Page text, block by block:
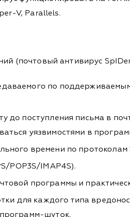
V, Parallels.
(почтовый антивирус
по
до поступления письма в
уязвимостями в
времени по протоколам
POP3S/IMAP4S).
программы и
для каждого типа
программ-шуток.